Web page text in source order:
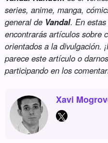
series, anime, manga,
general de Vandal. En
encontrarás artículos sobre
orientados a la divulgación.
parece este artículo o
participando en los
Xavi